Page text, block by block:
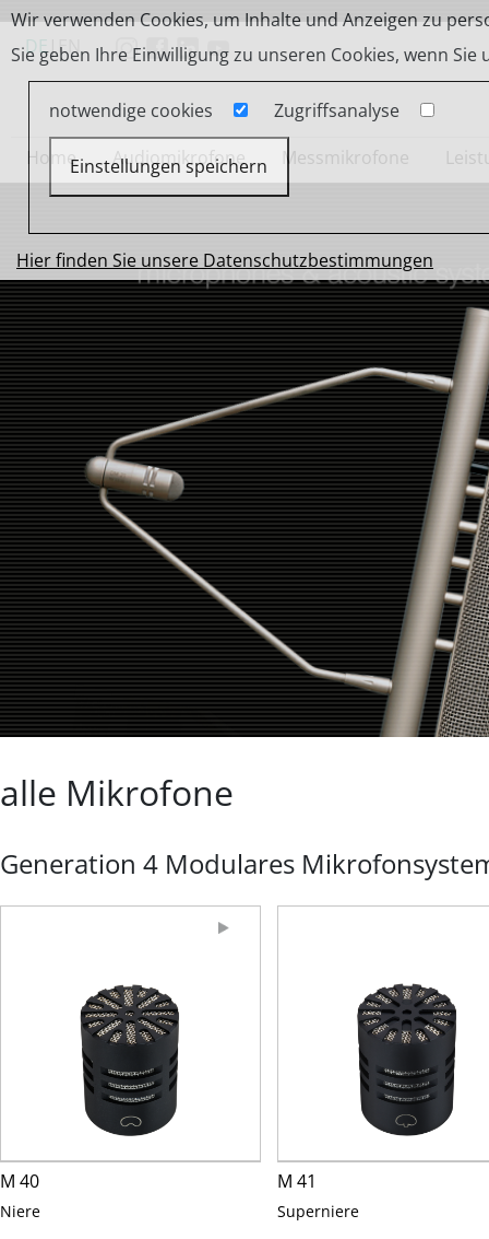
Wir verwenden Cookies, um Inhalte und Anzeigen zu
Sie geben Ihre Einwilligung zu unseren Cookies, wenn
notwendige cookies Zugriffsanalyse
Einstellungen speichern
Hier finden Sie unsere Datenschutzbestimmungen
DE|EN
Home Audiomikrofone Messmikrofone
alle Mikrofone
Generation 4 Modulares
M 40
Niere
M 41
Superniere